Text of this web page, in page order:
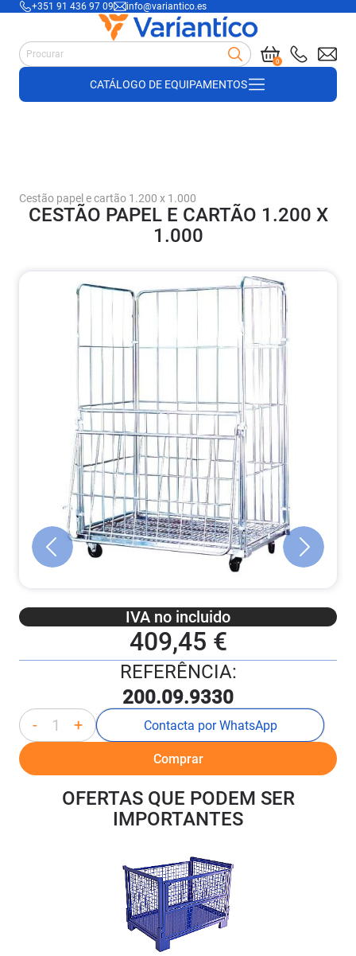
+351 91 436 97 09 info@variantico.es
0
CATÁLOGO DE EQUIPAMENTOS
Best-sellers
Acessórios para carrinhos de mão
Suprimentos de armazém
Cestão papel e cartão 1.200 x 1.000
CESTÃO PAPEL E CARTÃO 1.200 X
1.000
IVA no incluido
409,45 €
REFERÊNCIA:
200.09.9330
- + Contacta por WhatsApp
Comprar
OFERTAS QUE PODEM SER
IMPORTANTES